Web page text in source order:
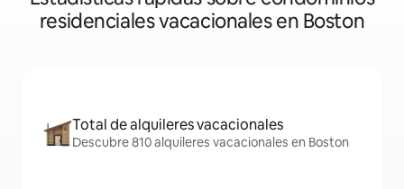
residenciales vacacionales en Boston
Total de alquileres vacacionales
Descubre 810 alquileres vacacionales en Boston